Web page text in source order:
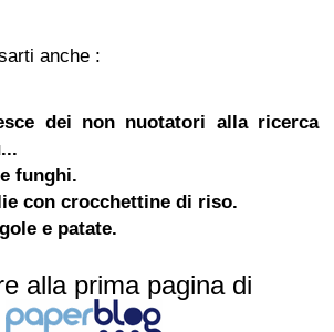
anche :
dei non nuotatori alla ricerca
funghi.
con crocchettine di riso.
e patate.
alla prima pagina di